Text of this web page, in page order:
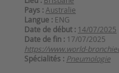
Pays : Australie
Langue : ENG
Date de début : 14/07/2025
Date de fin : 17/07/2025
https://www.world-
Spécialités : Pneumologie